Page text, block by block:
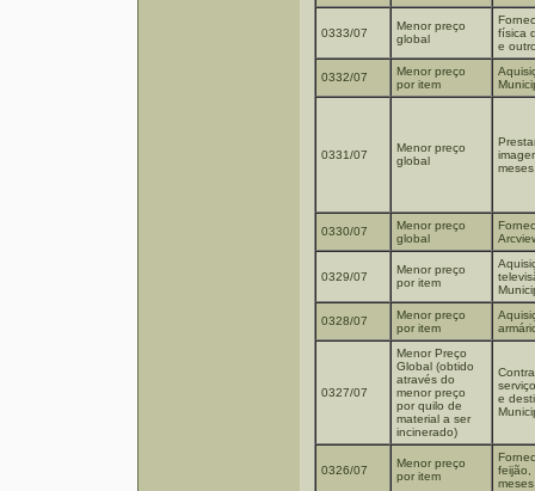
0333/07
Menor preço
global
física
e
0332/07
Menor preço
por item
0331/07
Menor preço
global
meses
0330/07
Menor preço
global
0329/07
Menor preço
por item
0328/07
Menor preço
por item
0327/07
Menor Preço
Global (obtido
através do
menor preço
por quilo de
material a ser
incinerado)
e
0326/07
Menor preço
por item
feijão,
meses